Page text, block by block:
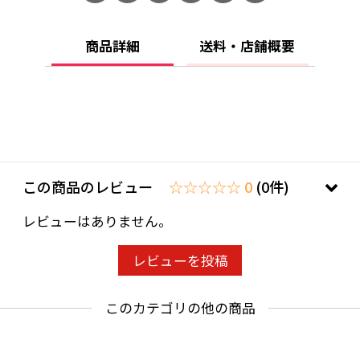
商品詳細 送料・店舗概要
この商品のレビュー ☆☆☆☆☆ 0 (0件)
レビューはありません。
レビューを投稿
このカテゴリの他の商品